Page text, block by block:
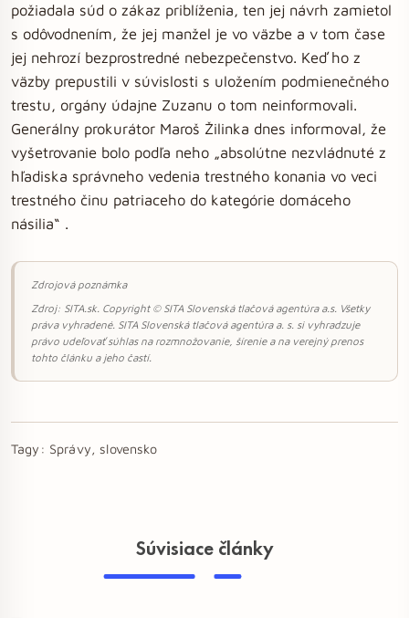
požiadala súd o zákaz priblíženia, ten jej návrh zamietol
s odôvodnením, že jej manžel je vo väzbe a v tom čase
jej nehrozí bezprostredné nebezpečenstvo. Keď ho z
väzby prepustili v súvislosti s uložením podmienečného
trestu, orgány údajne Zuzanu o tom neinformovali.
Generálny prokurátor Maroš Žilinka dnes informoval, že
vyšetrovanie bolo podľa neho „absolútne nezvládnuté z
hľadiska správneho vedenia trestného konania vo veci
trestného činu patriaceho do kategórie domáceho
násilia“ .
Zdrojová poznámka
Zdroj: SITA.sk. Copyright © SITA Slovenská tlačová agentúra a.s. Všetky
práva vyhradené. SITA Slovenská tlačová agentúra a. s. si vyhradzuje
právo udeľovať súhlas na rozmnožovanie, šírenie a na verejný prenos
tohto článku a jeho častí.
Tagy: Správy, slovensko
Súvisiace články